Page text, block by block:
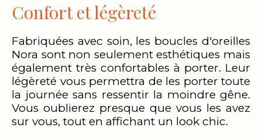
Confort et légèreté
Fabriquées avec soin, les boucles d'oreilles
Nora sont non seulement esthétiques mais
également très confortables à porter. Leur
légèreté vous permettra de les porter toute
la journée sans ressentir la moindre gêne.
Vous oublierez presque que vous les avez
sur vous, tout en affichant un look chic.